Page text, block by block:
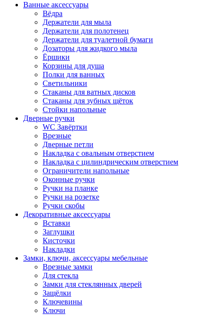
Ванные аксессуары
Вёдра
Держатели для мыла
Держатели для полотенец
Держатели для туалетной бумаги
Дозаторы для жидкого мыла
Ёршики
Корзины для душа
Полки для ванных
Светильники
Стаканы для ватных дисков
Стаканы для зубных щёток
Стойки напольные
Дверные ручки
WC Завёртки
Врезные
Дверные петли
Накладка с овальным отверстием
Накладка с цилиндрическим отверстием
Ограничители напольные
Оконные ручки
Ручки на планке
Ручки на розетке
Ручки скобы
Декоративные аксессуары
Вставки
Заглушки
Кисточки
Накладки
Замки, ключи, аксессуары мебельные
Врезные замки
Для стекла
Замки для стеклянных дверей
Защёлки
Ключевины
Ключи